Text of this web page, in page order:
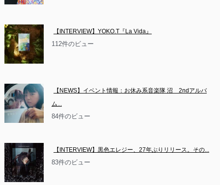
【INTERVIEW】YOKO.T『La Vida』
112件のビュー
【NEWS】イベント情報：お休み系音楽隊 沼　2ndアルバ
ム...
84件のビュー
【INTERVIEW】黒色エレジー、27年ぶりリリース。その...
83件のビュー